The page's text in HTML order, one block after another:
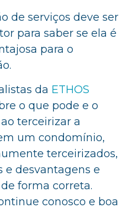
de serviços deve ser
para saber se ela é
para o
da ETHOS
o que pode e o
terceirizar a
um condomínio,
terceirizados,
e desvantagens e
forma correta.
conosco e boa